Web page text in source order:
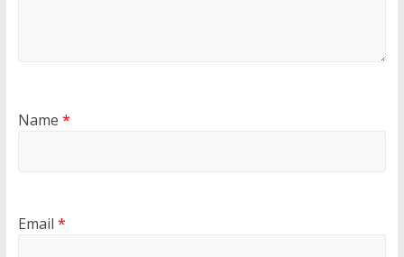
Name *
Email *